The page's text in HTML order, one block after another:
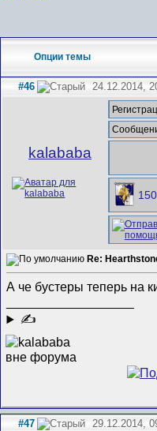
Опции темы
#46 24.12.2014,
kalababa
Re:
А че бустеры теперь на
✍
#47 29.12.2014,